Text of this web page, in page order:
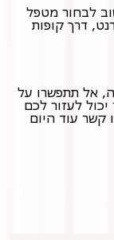
לבחור מטפל
דרך קופות
אל תתפשרו על
לעזור לכם
קשר עוד היום